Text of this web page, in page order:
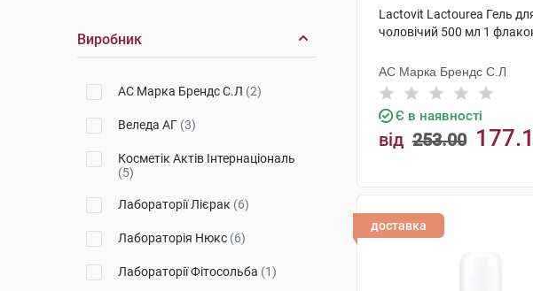
Виробник
АС Марка Брендс С.Л (2)
Веледа АГ (3)
Косметік Актів Інтернаціональ
(5)
Лабораторії Лієрак (6)
Лабораторія Нюкс (6)
Лабораторії Фітосольба (1)
Lactovit Lactourea Гель
чоловічий 500 мл 1
АС Марка Брендс С.Л
Є в наявності
від 253.00
доставка